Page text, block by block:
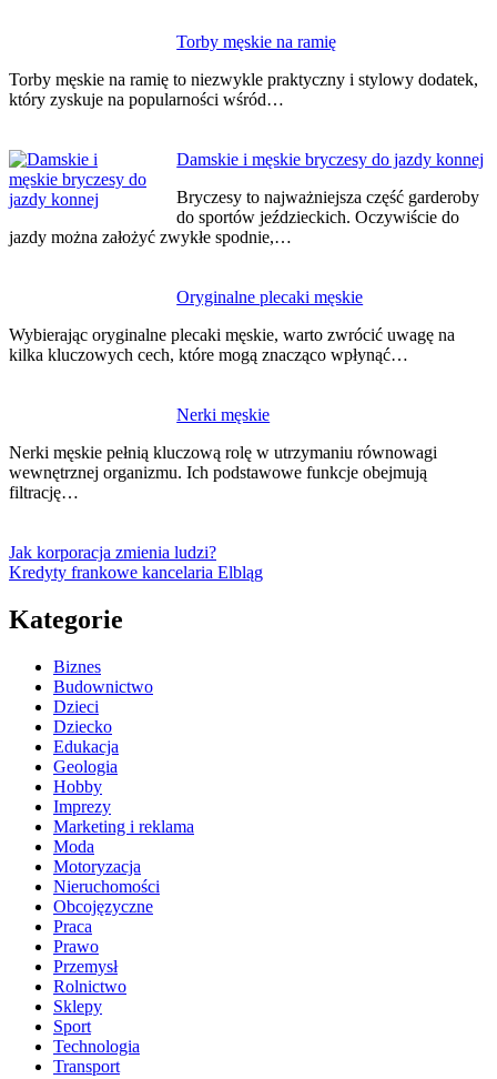
Torby męskie na ramię
Torby męskie na ramię to niezwykle praktyczny i stylowy dodatek,
który zyskuje na popularności wśród…
Damskie i męskie bryczesy do jazdy konnej
Bryczesy to najważniejsza część garderoby
do sportów jeździeckich. Oczywiście do
jazdy można założyć zwykłe spodnie,…
Oryginalne plecaki męskie
Wybierając oryginalne plecaki męskie, warto zwrócić uwagę na
kilka kluczowych cech, które mogą znacząco wpłynąć…
Nerki męskie
Nerki męskie pełnią kluczową rolę w utrzymaniu równowagi
wewnętrznej organizmu. Ich podstawowe funkcje obejmują
filtrację…
Jak korporacja zmienia ludzi?
Kredyty frankowe kancelaria Elbląg
Kategorie
Biznes
Budownictwo
Dzieci
Dziecko
Edukacja
Geologia
Hobby
Imprezy
Marketing i reklama
Moda
Motoryzacja
Nieruchomości
Obcojęzyczne
Praca
Prawo
Przemysł
Rolnictwo
Sklepy
Sport
Technologia
Transport